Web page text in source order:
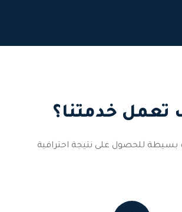
تعمل خدمتنا؟
بسيطة للحصول على نتيجة احترافية